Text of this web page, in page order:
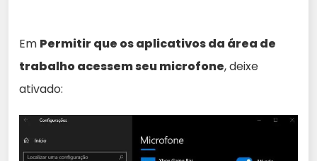
Em Permitir que os aplicativos da área de
trabalho acessem seu microfone, deixe
ativado: